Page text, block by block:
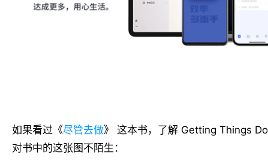
如果看过《尽管去做》 这本书，了解 Getting Things
对书中的这张图不陌生：